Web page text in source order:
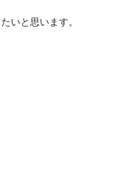
いと思います。